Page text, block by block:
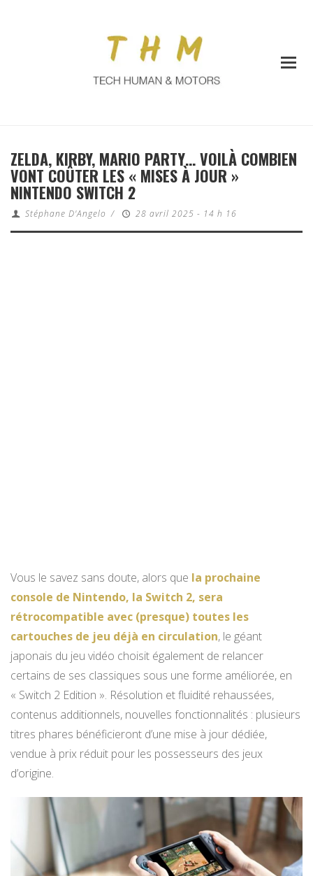
ZELDA, KIRBY, MARIO PARTY… VOILÀ COMBIEN
VONT COÛTER LES « MISES À JOUR »
NINTENDO SWITCH 2
Stéphane D'Angelo / 28 avril 2025 - 14 h 16
Vous le savez sans doute, alors que la prochaine
console de Nintendo, la Switch 2, sera
rétrocompatible avec (presque) toutes les
cartouches de jeu déjà en circulation, le géant
japonais du jeu vidéo choisit également de relancer
certains de ses classiques sous une forme améliorée, en
« Switch 2 Edition ». Résolution et fluidité rehaussées,
contenus additionnels, nouvelles fonctionnalités : plusieurs
titres phares bénéficieront d’une mise à jour dédiée,
vendue à prix réduit pour les possesseurs des jeux
d’origine.